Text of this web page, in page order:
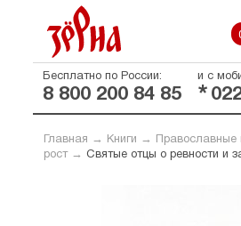
Бесплатно по России:
8 800 200 84 85
и с
*
Главная → Книги → Православные
рост→ Святые отцы о ревности и